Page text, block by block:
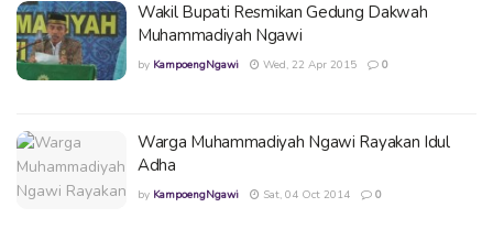
Wakil Bupati Resmikan Gedung Dakwah
Muhammadiyah Ngawi
by KampoengNgawi Wed, 22 Apr 2015 0
Warga Muhammadiyah Ngawi Rayakan Idul
Adha
by KampoengNgawi Sat, 04 Oct 2014 0